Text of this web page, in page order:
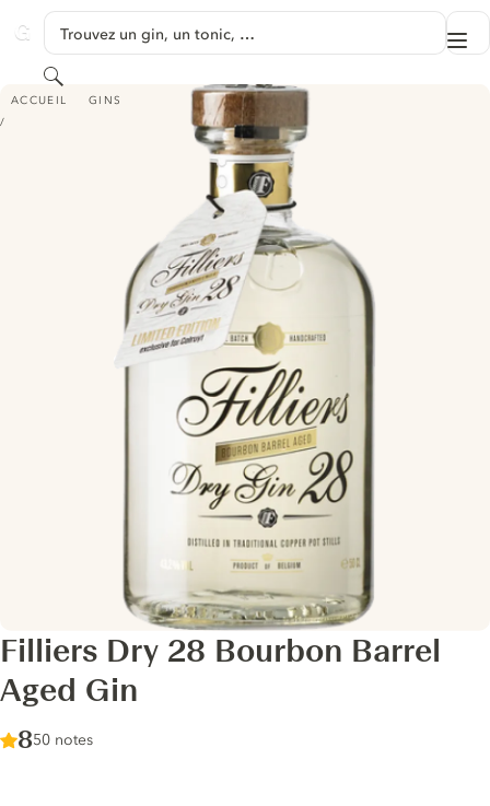
GINVENTORY
Trouvez un gin, un tonic, …
Rechercher
ACCUEIL GINS
FILLIERS DRY 28 BOURBON BARREL AGED GIN
Filliers Dry 28 Bourbon Barrel
Aged Gin
Score :
8/ 10
50 notes